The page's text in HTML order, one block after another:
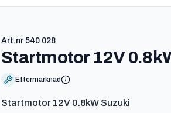
Art.nr 540 028
Startmotor 12V
Eftermarknad
Startmotor 12V 0.8kW Suzuki